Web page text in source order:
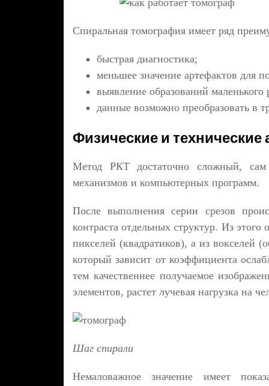
Спиральная томография имеет ряд
быстрая диагностика;
меньшее значение артефактов для
выявление образований маленького
данные возможно преобразовать в
Физические и технические
Метод РКТ достаточно сложный, сам
механизмов и компьютерных программ.
После выполнения серии срезов
контраста отдельных структур. Из
пикселей (квадратиков), а из вокселей
который зависит от коэффициента
тем качественнее получаемое
элементов, растет лучевая нагрузка на
Шаг спирали
Немаловажное значение имеет